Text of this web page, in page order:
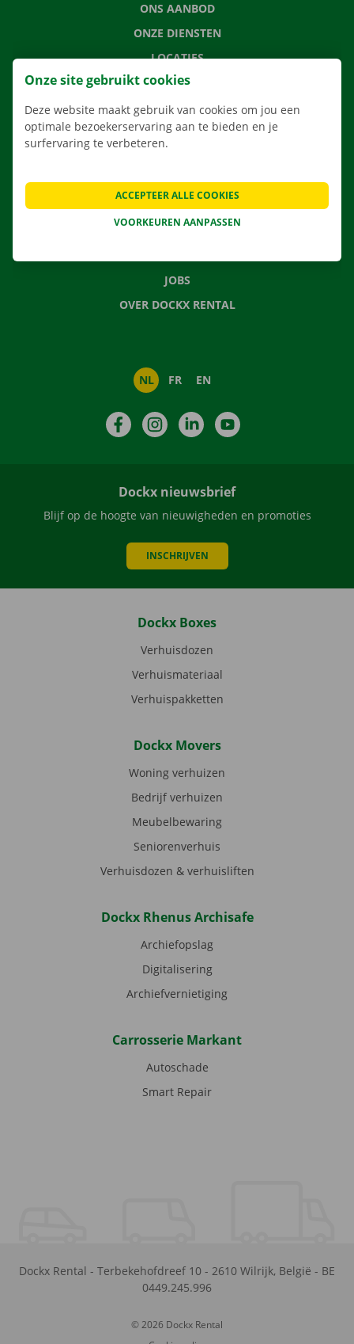
ONS AANBOD
ONZE DIENSTEN
LOCATIES
APP
VERHUISOPLOSSINGEN
CONTACTEER ONS
VEELGESTELDE VRAGEN
NIEUWS
JOBS
OVER DOCKX RENTAL
NL FR EN
FacebookInstagramLinkedIn
Dockx nieuwsbrief
Blijf op de hoogte van nieuwigheden en promoties
INSCHRIJVEN
Dockx Boxes
Verhuisdozen
Verhuismateriaal
Verhuispakketten
Dockx Movers
Woning verhuizen
Bedrijf verhuizen
Meubelbewaring
Seniorenverhuis
Verhuisdozen & verhuisliften
Dockx Rhenus Archisafe
Archiefopslag
Digitalisering
Archiefvernietiging
Carrosserie Markant
Autoschade
Smart Repair
Dockx Rental - Terbekehofdreef 10 - 2610 Wilrijk, België - BE
0449.245.996
© 2026 Dockx Rental
Onze site gebruikt cookies
Deze website maakt gebruik van cookies om jou een
optimale bezoekerservaring aan te bieden en je
surfervaring te verbeteren.
VOORKEUREN AANPASSEN
ACCEPTEER ALLE COOKIES